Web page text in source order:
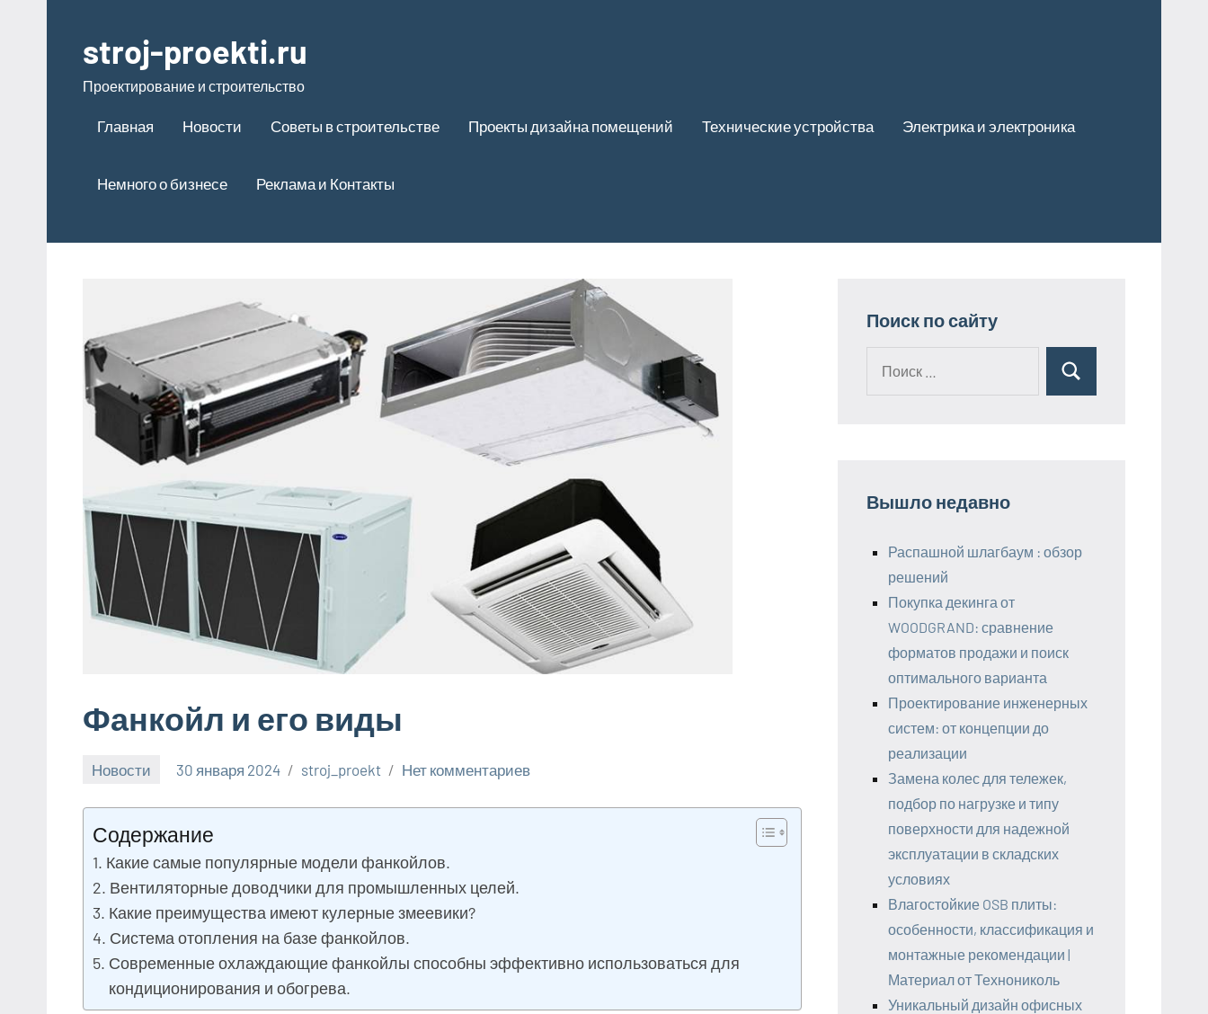
содержимому
stroj-proekti.ru
Проектирование и строительство
Главная Новости Советы в строительстве Проекты дизайна помещений Технические устройства Электрика и электроника
Немного о бизнесе Реклама и Контакты
Фанкойл и его виды
Новости 30 января 2024 stroj_proekt Нет комментариев
Содержание
Какие самые популярные модели фанкойлов.
Вентиляторные доводчики для промышленных целей.
Какие преимущества имеют кулерные змеевики?
Система отопления на базе фанкойлов.
Современные охлаждающие фанкойлы способны эффективно использоваться для
кондиционирования и обогрева.
Поиск по сайту
Поиск
Вышло недавно
Распашной шлагбаум : обзор
решений
Покупка декинга от
WOODGRAND: сравнение
форматов продажи и поиск
оптимального варианта
Проектирование инженерных
систем: от концепции до
реализации
Замена колес для тележек,
подбор по нагрузке и типу
поверхности для надежной
эксплуатации в складских
условиях
Влагостойкие OSB плиты:
особенности, классификация и
монтажные рекомендации |
Материал от Технониколь
Уникальный дизайн офисных